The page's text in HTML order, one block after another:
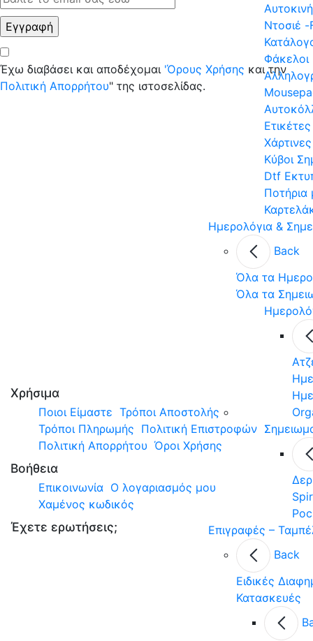
Ντοσιέ -
Φάκελοι
Ετικέτες
Κύβοι
Dtf
Ημερολόγια &
Back
Όλα τα
Όλα τα
Επιγραφές –
Back
Ειδικές
Κατασκευές
Έχω διαβάσει και αποδέχομαι 'Όρους Χρήσης και την
Πολιτική Απορρήτου" της ιστοσελίδας.
Χρήσιμα
Ποιοι Είμαστε Τρόποι Αποστολής
Τρόποι Πληρωμής Πολιτική Επιστροφών
Πολιτική Απορρήτου Όροι Χρήσης
Βοήθεια
Επικοινωνία Ο λογαριασμός μου
Χαμένος κωδικός
Έχετε ερωτήσεις;